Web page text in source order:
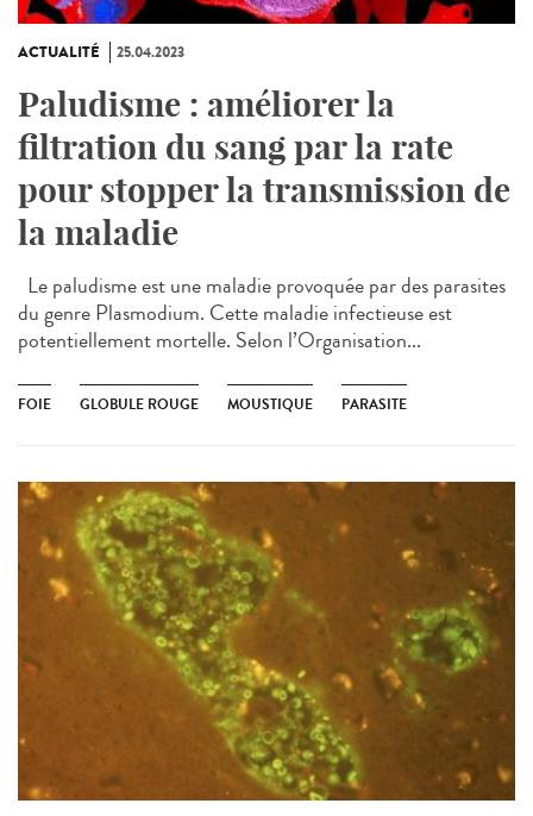
ACTUALITÉ 25.04.2023
Paludisme : améliorer la
filtration du sang par la rate
pour stopper la transmission de
la maladie
Le paludisme est une maladie provoquée par des parasites
du genre Plasmodium. Cette maladie infectieuse est
potentiellement mortelle. Selon l’Organisation...
FOIE GLOBULE ROUGE MOUSTIQUE PARASITE